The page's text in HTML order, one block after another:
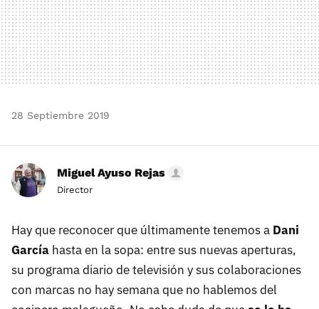
28 Septiembre 2019
Miguel Ayuso Rejas
Director
Hay que reconocer que últimamente tenemos a Dani
García hasta en la sopa: entre sus nuevas aperturas,
su programa diario de televisión y sus colaboraciones
con marcas no hay semana que no hablemos del